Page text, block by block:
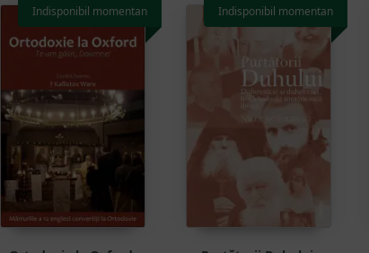
Indisponibil momentan Indisponibil momentan